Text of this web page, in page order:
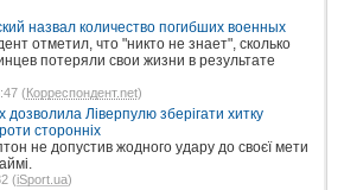
назвал количество погибших военных
отметил, что "никто не знает", сколько
потеряли свои жизни в результате
(Корреспондент.net)
Ліверпулю зберігати хитку
сторонніх
не допустив жодного удару до своєї мети
(iSport.ua)